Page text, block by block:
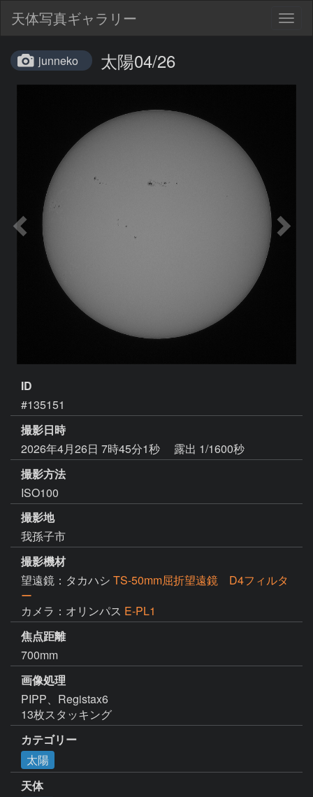
天体写真ギャラリー
junneko 太陽04/26
ID
#135151
撮影日時
2026年4月26日 7時45分1秒
露出 1/1600秒
撮影方法
ISO100
撮影地
我孫子市
撮影機材
望遠鏡：タカハシ TS-50mm屈折望遠鏡 D4フィルタ
ー
カメラ：オリンパス E-PL1
焦点距離
700mm
画像処理
PIPP、Registax6
13枚スタッキング
カテゴリー
太陽
天体